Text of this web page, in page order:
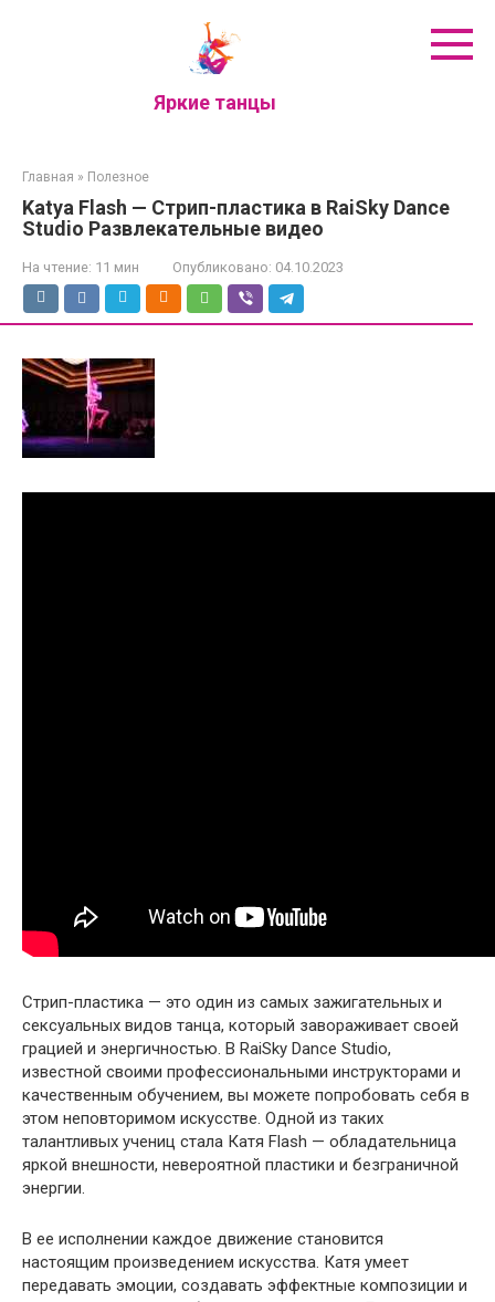
Яркие танцы
Главная » Полезное
Katya Flash — Стрип-пластика в RaiSky Dance
Studio Развлекательные видео
На чтение: 11 мин Опубликовано: 04.10.2023
Стрип-пластика — это один из самых зажигательных и
сексуальных видов танца, который завораживает своей
грацией и энергичностью. В RaiSky Dance Studio,
известной своими профессиональными инструкторами и
качественным обучением, вы можете попробовать себя в
этом неповторимом искусстве. Одной из таких
талантливых учениц стала Катя Flash — обладательница
яркой внешности, невероятной пластики и безграничной
энергии.
В ее исполнении каждое движение становится
настоящим произведением искусства. Катя умеет
передавать эмоции, создавать эффектные композиции и